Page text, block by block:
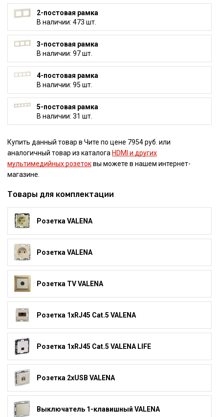
2-постовая рамка
В наличии: 473 шт.
3-постовая рамка
В наличии: 97 шт.
4-постовая рамка
В наличии: 95 шт.
5-постовая рамка
В наличии: 31 шт.
Купить данный товар в Чите по цене 7954 руб. или
аналогичный товар из каталога HDMI и других
мультимедийных розетоквы можете в нашем интернет-
магазине.
Товары для комплектации
Розетка VALENA
Розетка VALENA
Розетка TV VALENA
Розетка 1xRJ45 Cat.5 VALENA
Розетка 1xRJ45 Cat.5 VALENA LIFE
Розетка 2xUSB VALENA
Выключатель 1-клавишный VALENA